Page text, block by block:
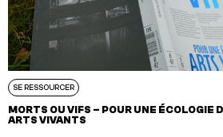
SE RESSOURCER
MORTS OU VIFS – POUR UNE ÉCOLOGIE
ARTS VIVANTS